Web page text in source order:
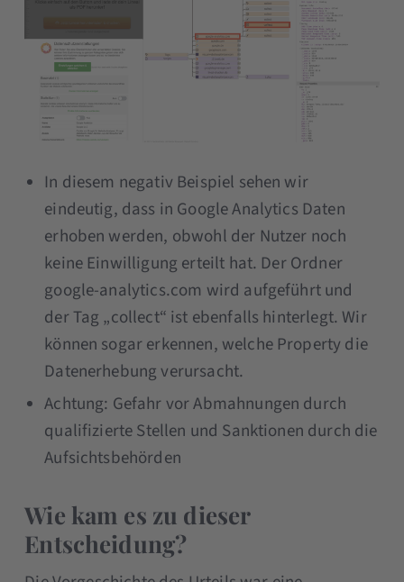
In diesem negativ Beispiel sehen wir
eindeutig, dass in Google Analytics Daten
erhoben werden, obwohl der Nutzer noch
keine Einwilligung erteilt hat. Der Ordner
google-analytics.com wird aufgeführt und
der Tag „collect“ ist ebenfalls hinterlegt. Wir
können sogar erkennen, welche Property die
Datenerhebung verursacht.
Achtung: Gefahr vor Abmahnungen durch
qualifizierte Stellen und Sanktionen durch die
Aufsichtsbehörden
Wie kam es zu dieser
Entscheidung?